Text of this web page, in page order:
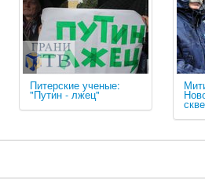
Питерские ученые:
"Путин - лжец"